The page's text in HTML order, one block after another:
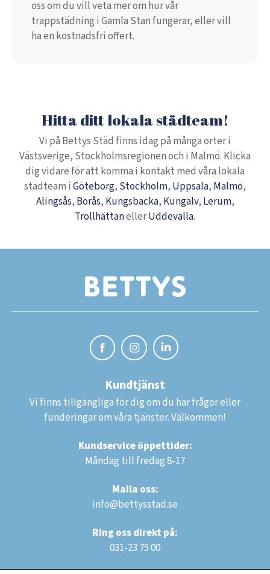
oss om du vill veta mer om hur vår
trappstädning i Gamla Stan fungerar, eller vill
ha en kostnadsfri offert.
Hitta ditt lokala städteam!
Vi på Bettys Städ finns idag på många orter i
Västsverige, Stockholmsregionen och i Malmö. Klicka
dig vidare för att komma i kontakt med våra lokala
städteam i Göteborg, Stockholm, Uppsala, Malmö,
Alingsås, Borås, Kungsbacka, Kungälv, Lerum,
TrollhättanellerUddevalla.
Kundtjänst
Vi finns tillgängliga för dig om du har frågor eller
funderingar om våra tjänster. Välkommen!
Kundservice öppettider:
Måndag till fredag 8-17
Maila oss:
info@bettysstad.se
Ring oss direkt på:
031-23 75 00